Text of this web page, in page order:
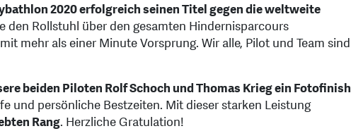
2020 erfolgreich seinen Titel gegen die weltweite
den Rollstuhl über den gesamten Hindernisparcours
mehr als einer Minute Vorsprung. Wir alle, Pilot und Team sind
beiden Piloten Rolf Schoch und Thomas Krieg ein Fotofinish
und persönliche Bestzeiten. Mit dieser starken Leistung
Rang. Herzliche Gratulation!